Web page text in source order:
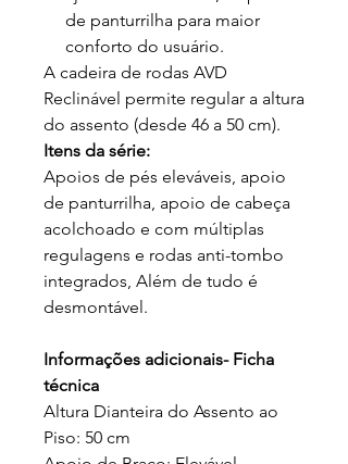
de panturrilha para maior
conforto do usuário.
A cadeira de rodas AVD
Reclinável permite regular a altura
do assento (desde 46 a 50 cm).
Itens da série:
Apoios de pés eleváveis, apoio
de panturrilha, apoio de cabeça
acolchoado e com múltiplas
regulagens e rodas anti-tombo
integrados, Além de tudo é
desmontável.
Informações adicionais- Ficha
técnica
Altura Dianteira do Assento ao
Piso: 50 cm